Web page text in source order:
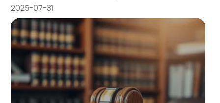
2025-07-31